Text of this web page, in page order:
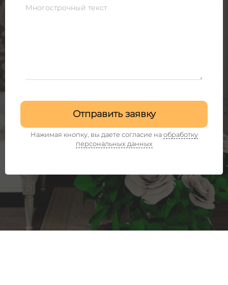
Многострочный текст
Отправить заявку
Нажимая кнопку, вы даете согласие на обработку
персональных данных